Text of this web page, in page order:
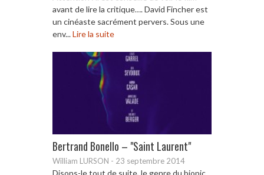
avant de lire la critique…. David Fincher est
un cinéaste sacrément pervers. Sous une
env...Lire la suite
Bertrand Bonello – "Saint Laurent"
William LURSON - 23 septembre 2014
Disons-le tout de suite, le genre du biopic